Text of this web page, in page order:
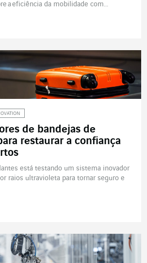
a eficiência da mobilidade com...
de bandejas de
restaurar a confiança
está testando um sistema inovador
raios ultravioleta para tornar seguro e